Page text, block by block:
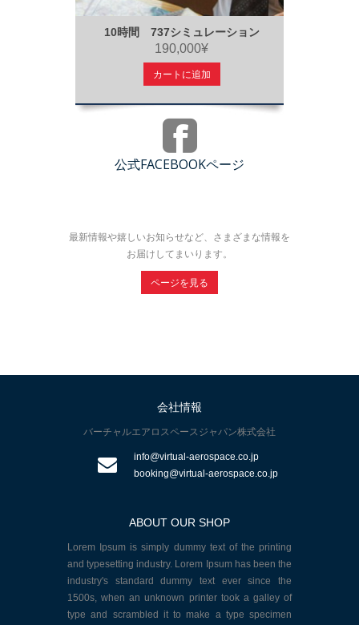
10時間 737シミュレーション
190,000¥
カートに追加
公式FACEBOOKページ
最新情報や嬉しいお知らせなど、さまざまな情報を
お届けしてまいります。
ページを見る
会社情報
バーチャルエアロスペースジャパン株式会社
info@virtual-aerospace.co.jp
booking@virtual-aerospace.co.jp
ABOUT OUR SHOP
Lorem Ipsum is simply dummy text of the printing
and typesetting industry. Lorem Ipsum has been the
industry's standard dummy text ever since the
1500s, when an unknown printer took a galley of
type and scrambled it to make a type specimen